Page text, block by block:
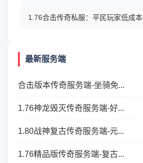
1.76合击传奇私服：平民玩家低成本
最新服务端
合击版本传奇服务端-坐骑免...
1.76神龙毁灭传奇服务端-好...
1.80战神复古传奇服务端-元...
1.76精品版传奇服务端-复古...